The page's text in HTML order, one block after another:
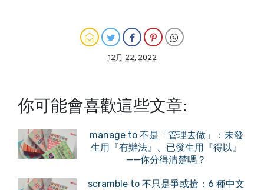
12月 22, 2022
你可能會喜歡這些文章:
manage to 不是「管理去做」：未發
生用『有辦法』、已發生用『得以』
——你分得清楚嗎？
scramble to 不只是爭或搶：6 種中文